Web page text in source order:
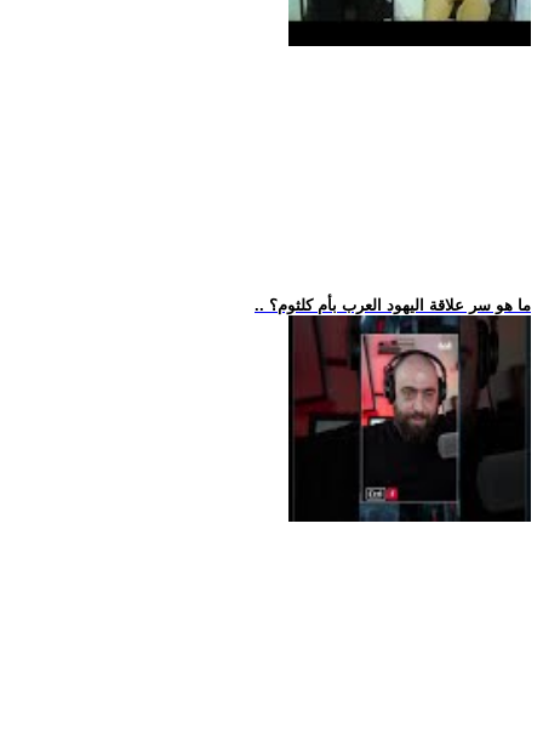
.. ما هو سر علاقة اليهود العرب بأم كلثوم؟